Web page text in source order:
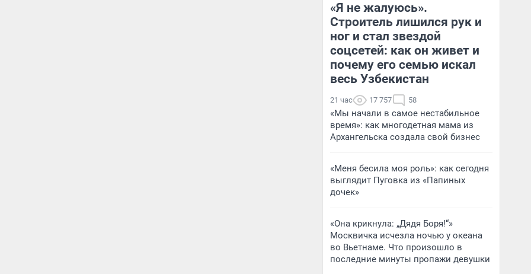
«Я не жалуюсь».
Строитель лишился рук и
ног и стал звездой
соцсетей: как он живет и
почему его семью искал
весь Узбекистан
21 час 17 757 58
«Мы начали в самое нестабильное
время»: как многодетная мама из
Архангельска создала свой бизнес
«Меня бесила моя роль»: как сегодня
выглядит Пуговка из «Папиных
дочек»
«Она крикнула: „Дядя Боря!“»
Москвичка исчезла ночью у океана
во Вьетнаме. Что произошло в
последние минуты пропажи девушки